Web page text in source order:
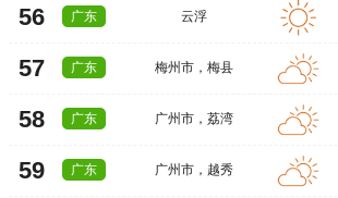
56 广东 云浮
57 广东 梅州市 ，梅县
58 广东 广州市 ，荔湾
59 广东 广州市 ， 越秀